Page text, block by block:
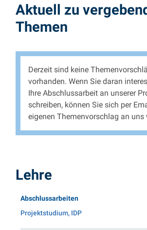
Aktuell zu
Themen
Derzeit sind keine
vorhanden. Wenn Sie daran
Ihre Abschlussarbeit an unserer
schreiben, können Sie sich per
eigenen Themenvorschlag an uns
Lehre
Abschlussarbeiten(Aktueller Menüpunkt)
Projektstudium, IDP